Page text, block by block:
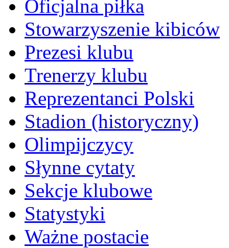
Oficjalna piłka
Stowarzyszenie kibiców
Prezesi klubu
Trenerzy klubu
Reprezentanci Polski
Stadion (historyczny)
Olimpijczycy
Słynne cytaty
Sekcje klubowe
Statystyki
Ważne postacie